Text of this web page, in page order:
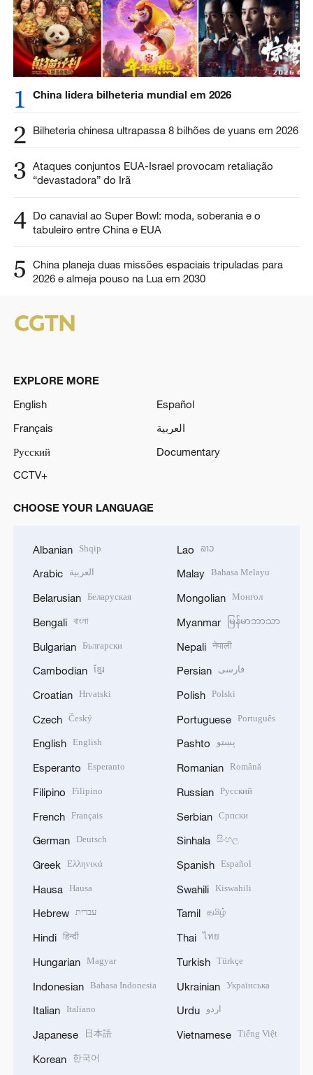
1 China lidera bilheteria mundial em 2026
2 Bilheteria chinesa ultrapassa 8 bilhões de yuans em 2026
3 Ataques conjuntos EUA-Israel provocam retaliação
“devastadora” do Irã
4 Do canavial ao Super Bowl: moda, soberania e o
tabuleiro entre China e EUA
5
China planeja duas missões espaciais tripuladas para
2026 e almeja pouso na Lua em 2030
EXPLORE MORE
English
Español
Français
العربية
Русский
Documentary
CCTV+
CHOOSE YOUR LANGUAGE
Albanian Shqip
Arabic العربية
Belarusian Беларуская
Bengali বাংলা
Bulgarian Български
Cambodian ខ្មែរ
Croatian Hrvatski
Czech Český
English English
Esperanto Esperanto
Filipino Filipino
French Français
German Deutsch
Greek Ελληνικά
Hausa Hausa
Hebrew עברית
Hindi हिन्दी
Hungarian Magyar
Indonesian Bahasa Indonesia
Italian Italiano
Japanese 日本語
Korean 한국어
Lao ລາວ
Malay Bahasa Melayu
Mongolian Монгол
Myanmar မြန်မာဘာသာ
Nepali नेपाली
Persian فارسی
Polish Polski
Portuguese Português
Pashto پښتو
Romanian Română
Russian Русский
Serbian Српски
Sinhala සිංහල
Spanish Español
Swahili Kiswahili
Tamil தமிழ்
Thai ไทย
Turkish Türkçe
Ukrainian Українська
Urdu اردو
Vietnamese Tiếng Việt